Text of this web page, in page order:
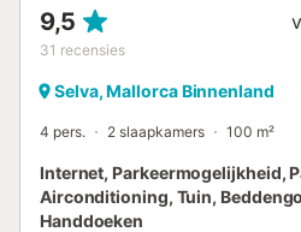
9,5
31 recensies
Selva, Mallorca Binnenland
4 pers. 2 slaapkamers 100 m²
Internet, Parkeermogelijkheid,
Airconditioning, Tuin,
Handdoeken